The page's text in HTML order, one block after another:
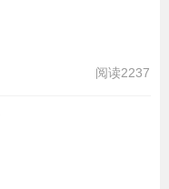
阅读2237